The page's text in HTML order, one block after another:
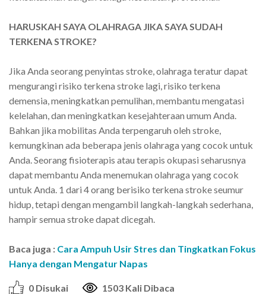
HARUSKAH SAYA OLAHRAGA JIKA SAYA SUDAH
TERKENA STROKE?
Jika Anda seorang penyintas stroke, olahraga teratur dapat
mengurangi risiko terkena stroke lagi, risiko terkena
demensia, meningkatkan pemulihan, membantu mengatasi
kelelahan, dan meningkatkan kesejahteraan umum Anda.
Bahkan jika mobilitas Anda terpengaruh oleh stroke,
kemungkinan ada beberapa jenis olahraga yang cocok untuk
Anda. Seorang fisioterapis atau terapis okupasi seharusnya
dapat membantu Anda menemukan olahraga yang cocok
untuk Anda. 1 dari 4 orang berisiko terkena stroke seumur
hidup, tetapi dengan mengambil langkah-langkah sederhana,
hampir semua stroke dapat dicegah.
Baca juga : Cara Ampuh Usir Stres dan Tingkatkan Fokus
Hanya dengan Mengatur Napas
0 Disukai 1503 Kali Dibaca